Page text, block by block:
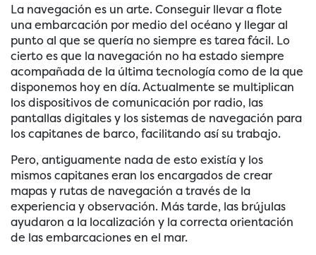
La navegación es un arte. Conseguir llevar a flote
una embarcación por medio del océano y llegar al
punto al que se quería no siempre es tarea fácil. Lo
cierto es que la navegación no ha estado siempre
acompañada de la última tecnología como de la que
disponemos hoy en día. Actualmente se multiplican
los dispositivos de comunicación por radio, las
pantallas digitales y los sistemas de navegación para
los capitanes de barco, facilitando así su trabajo.
Pero, antiguamente nada de esto existía y los
mismos capitanes eran los encargados de crear
mapas y rutas de navegación a través de la
experiencia y observación. Más tarde, las brújulas
ayudaron a la localización y la correcta orientación
de las embarcaciones en el mar.